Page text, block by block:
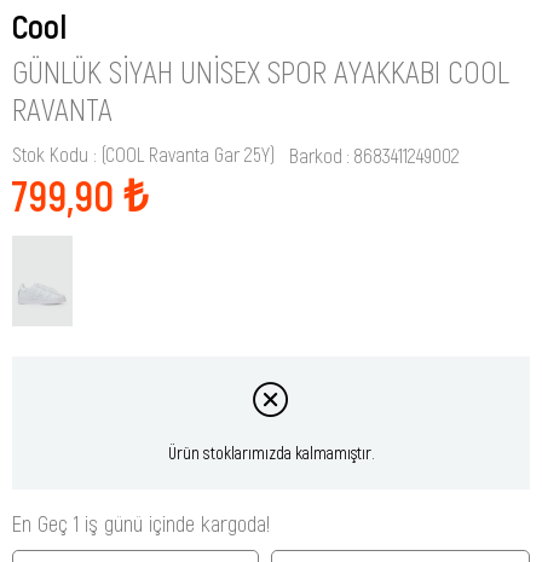
Cool
GÜNLÜK SIYAH UNISEX SPOR AYAKKABI COOL
RAVANTA
Stok Kodu (COOL Ravanta Gar 25Y) Barkod : 8683411249002
799,90 ₺
Ürün stoklarımızda kalmamıştır.
En Geç 1 iş günü içinde kargoda!